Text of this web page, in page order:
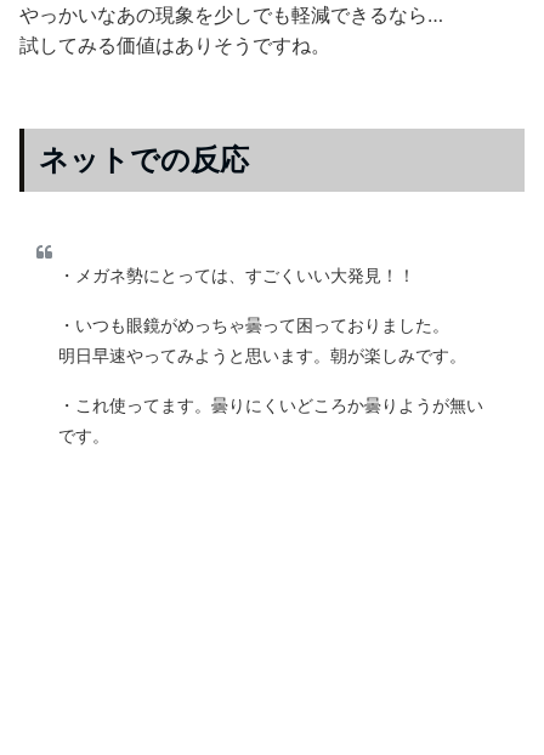
やっかいなあの現象を少しでも軽減できるなら…
試してみる価値はありそうですね。
ネットでの反応
・メガネ勢にとっては、すごくいい大発見！！
・いつも眼鏡がめっちゃ曇って困っておりました。
明日早速やってみようと思います。朝が楽しみです。
・これ使ってます。曇りにくいどころか曇りようが無い
です。